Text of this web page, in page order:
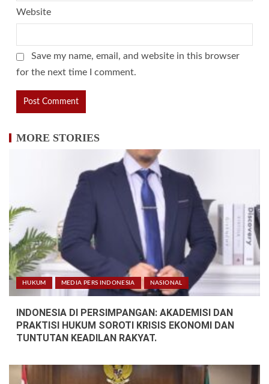
Website
Save my name, email, and website in this browser
for the next time I comment.
MORE STORIES
HUKUM MEDIA PERS INDONESIA NASIONAL
INDONESIA DI PERSIMPANGAN: AKADEMISI DAN
PRAKTISI HUKUM SOROTI KRISIS EKONOMI DAN
TUNTUTAN KEADILAN RAKYAT.